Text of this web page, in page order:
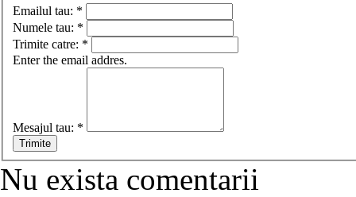
Emailul tau: *
Numele tau: *
Trimite catre: *
Enter the email addres.
Mesajul tau: *
Nu exista comentarii